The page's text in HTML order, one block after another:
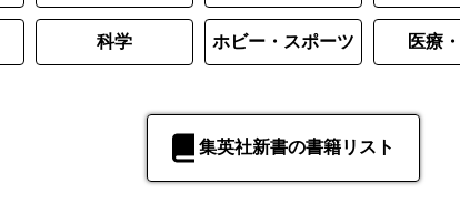
科学 ホビー・スポーツ 医療
集英社新書の書籍リスト